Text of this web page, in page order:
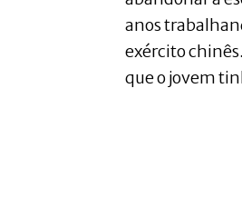
anos
exército
que o jovem